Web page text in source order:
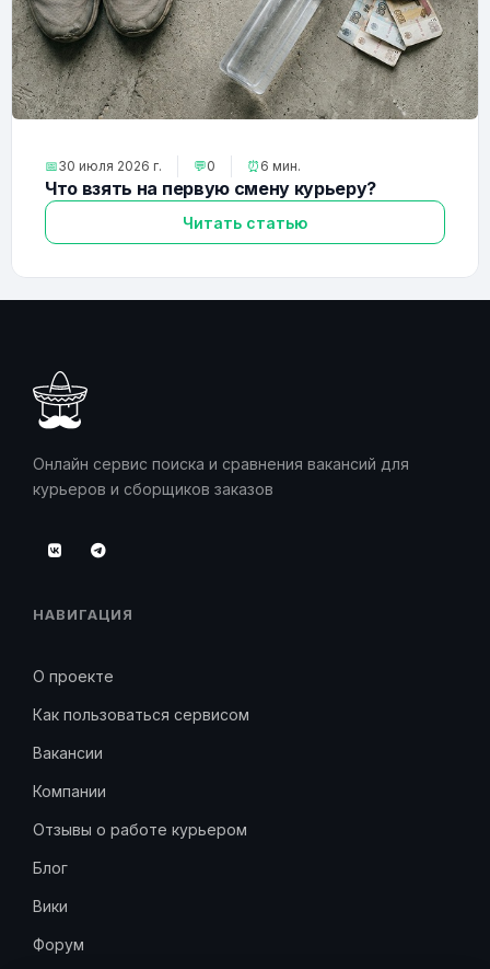
📅30 июля 2026 г. 💬0 ⏰ 6 мин.
Что взять на первую смену курьеру?
Читать статью
Онлайн сервис поиска и сравнения вакансий для
курьеров и сборщиков заказов
НАВИГАЦИЯ
О проекте
Как пользоваться сервисом
Вакансии
Компании
Отзывы о работе курьером
Блог
Вики
Форум